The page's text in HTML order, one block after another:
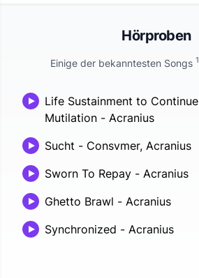
Hörproben
Einige der bekanntesten Songs 1
Life Sustainment to Continue
Mutilation - Acranius
Sucht - Consvmer, Acranius
Sworn To Repay - Acranius
Ghetto Brawl - Acranius
Synchronized - Acranius